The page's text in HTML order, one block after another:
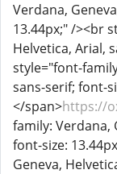
Verdana,
13.44px;" /><br
Helvetica, Arial,
style="font-
sans-serif; font-
</span>https://
family: Verdana,
font-size:
Geneva,